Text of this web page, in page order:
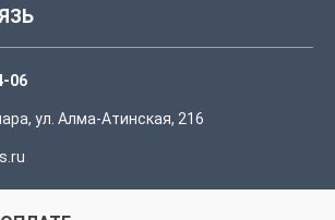
06
ул. Алма-Атинская, 216